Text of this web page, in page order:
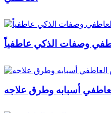
وصفات الذكي عاطفياً
أسبابه وطرق علاجه